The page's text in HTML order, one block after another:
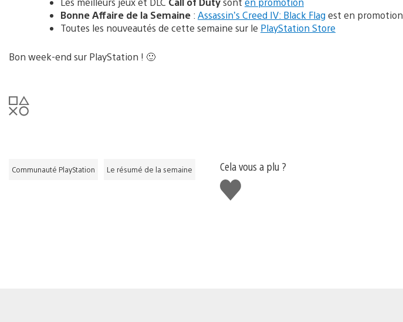
Bonne Affaire de la Semaine : Assassin’s Creed IV: Black Flag est en promotion
Toutes les nouveautés de cette semaine sur le PlayStation Store
Bon week-end sur PlayStation ! 🙂
Communauté PlayStation Le résumé de la semaine
Cela vous a plu ?
J'aime